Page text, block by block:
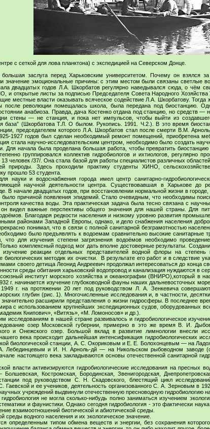
с сеткой для лова планктона) с экспедицией на Северском Донце.
заслуга перед Харьковским университетом. Почему он взялся
значение эмоциональные причины: с этим местом были связаны светлые
двадцатых годов Л.А. Шкорбатов регулярно наведывался сюда, о чём
и открытые листы за подписью Председателя Совета Народного
местные власти оказывать всяческое содействие Л.А. Шкорбатову.
после революции помещалась школа, была передана под биостанцию.
анабиоза. Правда, дача Костенко отдана под станцию, но средств —
стены — не станция, и пока нет импульсов, чтобы выйти из
база” (Шкорбатова Т.Л. О былом. Рукопись. 1991. Ч.2.). В это время
председателем которого Л.А. Шкорбатов стал после смерти В.М.
1927 годов был сделан необходимый ремонт помещений, приобретена
стала научно-исследовательским центром, необходимо было создать
Для начала была проделана большая работа, чтобы превратить
группировался коллектив гидробиологов и ихтиологов, регулярно
человек /37/. Она стала базой для работы специалистов различных
природы. Здесь проходили практику студенты ХИНО,
прошло 53 студента.
науки и водоснабжения города имел центр санитарно-
научной деятельности центра. Существовавшая в Харькове до
В начале двадцатых годов, при восстановлении нормальной жизни в
было причиной появления эпидемий. Стало очевидным, что необходимы
качества воды. Эта практическая задача была тесно связана с
видел важные перспективы общего значения для нашей страны. Для
Благодаря редкости населения и низкому уровню развития
районами Западной Европы, однако, и дело снабжения населения
понимал, что в связи с полной санитарной безграмотностью
было предъявлять к водоемам сравнительно высокие санитарные
что для изучения степени загрязнения водоёмов необходимо
комплексный подход мог дать вполне достоверные результаты.
реакции отдельных представителей водной флоры на степень
методик их очистки. В результате его работ и в следствие
своего детища Леонид Андреевич продолжал интересоваться до конца
среды обитания харьковский водопровод и канализация нуждаются в
институт морского хозяйства и океанографии (ВНИРО),который в
г. начинается изучение глубоководной фауны наших дальневосточных
г. на протяжении 20 лет под руководством Л. А. Зенкевича
глубин (рис. 1). Многочисленные исследования и, в частности,
расширили представления о жизни гидросферы. В последнее
с использованием крупнейших экспедиционных судов, оборудованных
Книпович», «Витязь», «М. Ломоносов» и др.).
исследованиям в нашей стране развивалось и гидробиологическое
озер Московской губернии, примерно в это же время В. И.
и Онежского озер. Большой вклад в развитие лимнологии внесли
века происходит дальнейшая интенсификация гидробиологических
биологической станции, А. С. Окориковым и Е. Е. Болохонцевым — на
Лебединцевым и И. Н. Арноль-дй — на Никольском рыбоводном
настоящего века закладываются основы отечественной
власти активизируются гидробиологические исследования на
Костромская, Бородинская, Звенигородская,
под руководством С. Н. Скадовского, блестящий цикл
и ее учеников, деятельность организованного С. А. Зерновым в
учреждений выдвинули отечественную пресноводную гидробиологию
не могла сколько-нибудь полно заниматься изучением
и фаунистики. Однако сегодня гидробиология - это фактически
взаимоотношений биотической и абиотической среды.
водного населения и их экологическое значение.
определенным типом обмена веществ и энергии, без сохранения